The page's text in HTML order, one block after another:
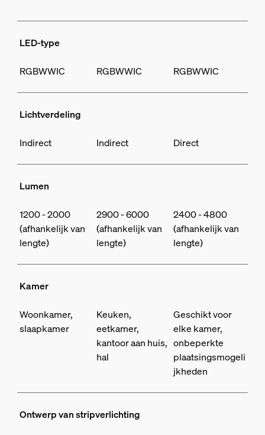
LED-type
RGBWWIC RGBWWIC RGBWWIC
Lichtverdeling
Indirect Indirect Direct
Lumen
1200 - 2000
(afhankelijk van
lengte)
2900 - 6000
(afhankelijk van
lengte)
2400 - 4800
(afhankelijk van
lengte)
Kamer
Woonkamer,
slaapkamer
Keuken,
eetkamer,
kantoor aan huis,
hal
Geschikt voor
elke kamer,
onbeperkte
plaatsingsmogeli
jkheden
Ontwerp van stripverlichting